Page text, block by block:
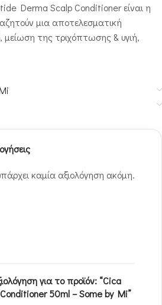
Derma Scalp Conditioner είναι η
μια αποτελεσματική
μείωση της τριχόπτωσης & υγιή,
καμία αξιολόγηση ακόμη.
για το προϊόν: “Cica
50ml – Some by Mi”